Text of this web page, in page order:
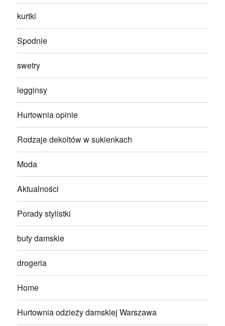
kurtki
Spodnie
swetry
legginsy
Hurtownia opinie
Rodzaje dekoltów w sukienkach
Moda
Aktualności
Porady stylistki
buty damskie
drogeria
Home
Hurtownia odzieży damskiej Warszawa